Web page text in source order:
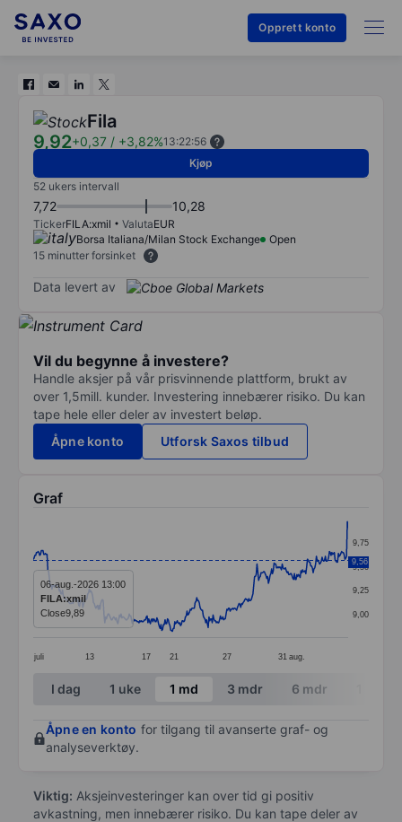
Opprett konto
Fila
9,92+0,37 / +3,82%13:22:56
Kjøp
52 ukers intervall
7,72 10,28
TickerFILA:xmil ValutaEUR
Borsa Italiana/Milan Stock Exchange
Open
15 minutter forsinket
Data levert av
Vil du begynne å investere?
Handle aksjer på vår prisvinnende plattform, brukt av
over 1,5mill. kunder. Investering innebærer risiko. Du kan
tape hele eller deler av investert beløp.
Åpne konto
Utforsk Saxos tilbud
Graf
Line chart with 388 data points.
The chart has 1 X axis displaying categories.
The chart has 1 Y axis displaying values. Data
juli 13 17 21 27 31 aug.
9,00
9,25
9,50
9,75
9,56
06-aug.-2026 13:00
FILA:xmil
Close9,89
End of interactive chart.
I dag 1 uke 1 md 3 mdr 6 mdr
Åpne en konto for tilgang til avanserte graf- og
analyseverktøy.
Viktig: Aksjeinvesteringer kan over tid gi positiv
avkastning, men innebærer risiko. Du kan tape deler av